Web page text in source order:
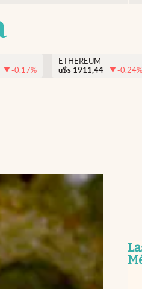
-0.17%
ETHEREUM
u$s 1911,44 -0.24%